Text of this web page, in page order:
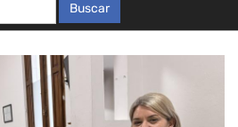
Buscar